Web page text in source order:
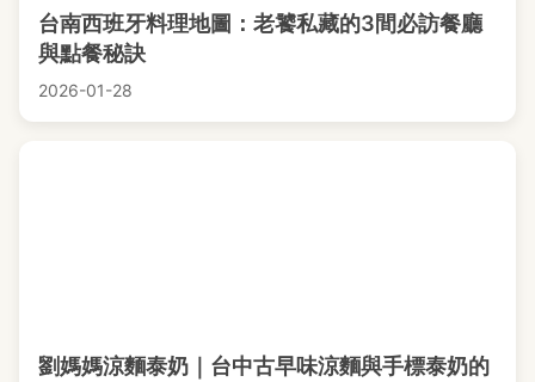
台南西班牙料理地圖：老饕私藏的3間必訪餐廳
與點餐秘訣
2026-01-28
劉媽媽涼麵泰奶｜台中古早味涼麵與手標泰奶的